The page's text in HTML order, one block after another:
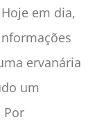
em dia,
ervanária
um
Por